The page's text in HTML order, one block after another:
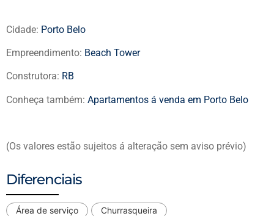
Cidade: Porto Belo
Empreendimento: Beach Tower
Construtora: RB
Conheça também: Apartamentos á venda em Porto Belo
(Os valores estão sujeitos á alteração sem aviso prévio)
Diferenciais
Área de serviço
Churrasqueira